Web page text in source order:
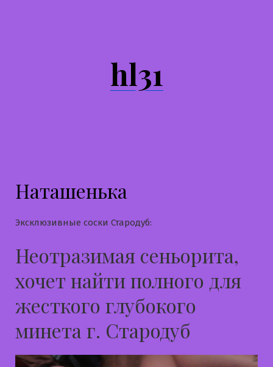
hl31
Наташенька
Эксклюзивные соски Стародуб:
Неотразимая сеньорита,
хочет найти полного для
жесткого глубокого
минета г. Стародуб